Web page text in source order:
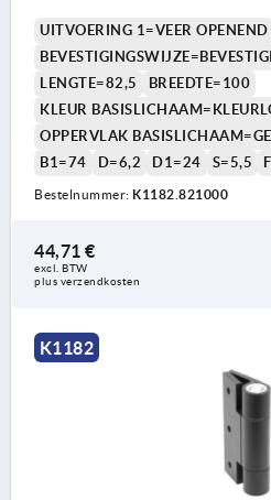
UITVOERING 1=VEER OPENEND
LENGTE=82,5
BREEDTE=100
KLEUR
OPPERVLAK
B1=74
D=6,2 D1=24 S=5,5
Bestelnummer: K1182.821000
44,71 €
excl. BTW
plus verzendkosten
K1182